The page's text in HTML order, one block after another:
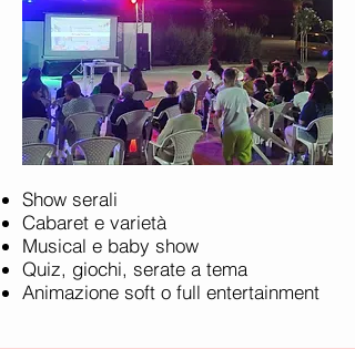
Show serali
Cabaret e varietà
Musical e baby show
Quiz, giochi, serate a tema
Animazione soft o full entertainment